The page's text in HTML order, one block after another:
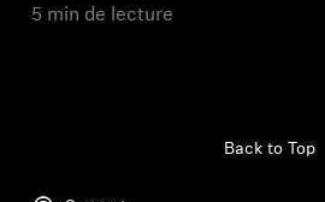
5 min de lecture
Back to Top